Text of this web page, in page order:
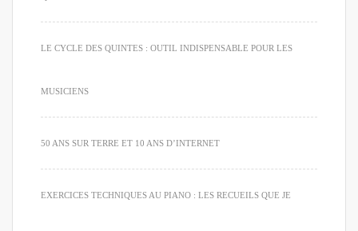
LE CYCLE DES QUINTES : OUTIL INDISPENSABLE POUR LES
MUSICIENS
50 ANS SUR TERRE ET 10 ANS D’INTERNET
EXERCICES TECHNIQUES AU PIANO : LES RECUEILS QUE JE